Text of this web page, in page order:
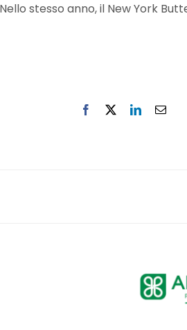
stesso anno, il New York